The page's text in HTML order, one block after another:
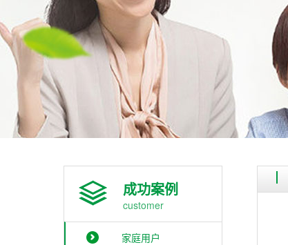
成功案例
customer
家庭用户